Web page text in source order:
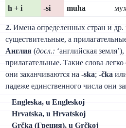
h + i -si muha
2. Имена определенных стран и др.
существительные, а
Англия (досл.: ‘английская
прилагательные. Такие слова
они заканчиваются на-ska;-čka
падеже единственного числа они
Engleska, u Engleskoj
Hrvatska, u Hrvatskoj
Grčka (Греция), u Grčkoj